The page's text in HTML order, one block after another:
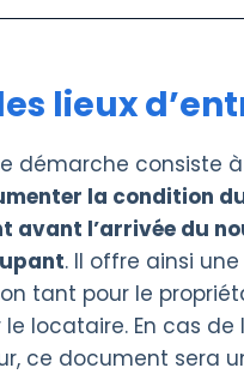
lieux
démarche consiste à
la condition
avant l’arrivée du
. Il offre ainsi une
tant pour le
le locataire. En cas de
ce document sera